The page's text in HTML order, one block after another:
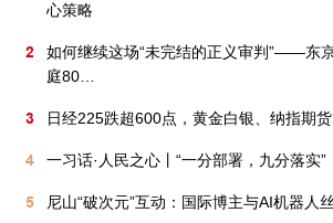
心策略
2
如何继续这场“未完结的正义审判”——东
庭80…
3 日经225跌超600点，黄金白银、纳指期
4 一习话·人民之心丨“一分部署，九分落实”
5 尼山“破次元”互动：国际博主与AI机器人